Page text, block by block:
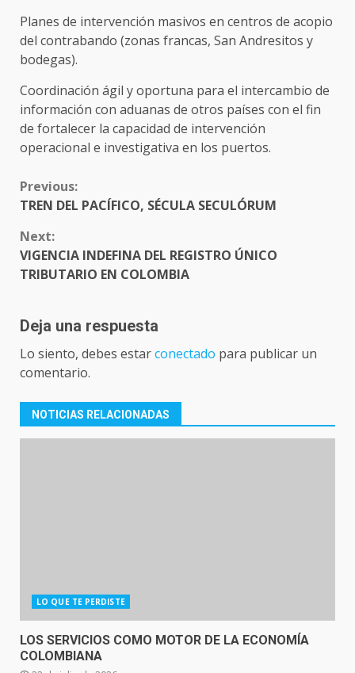
Planes de intervención masivos en centros de acopio
del contrabando (zonas francas, San Andresitos y
bodegas).
Coordinación ágil y oportuna para el intercambio de
información con aduanas de otros países con el fin
de fortalecer la capacidad de intervención
operacional e investigativa en los puertos.
CONTINUE
READING
Previous:
TREN DEL PACÍFICO, SÉCULA SECULÓRUM
Next:
VIGENCIA INDEFINA DEL REGISTRO ÚNICO
TRIBUTARIO EN COLOMBIA
Deja una respuesta
Lo siento, debes estarconectado para publicar un
comentario.
NOTICIAS RELACIONADAS
LO QUE TE PERDISTE
LOS SERVICIOS COMO MOTOR DE LA ECONOMÍA
COLOMBIANA